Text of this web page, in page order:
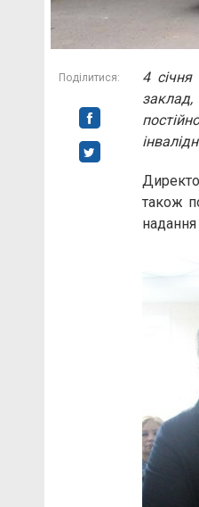
Поділитися:
4 січня
також
надання